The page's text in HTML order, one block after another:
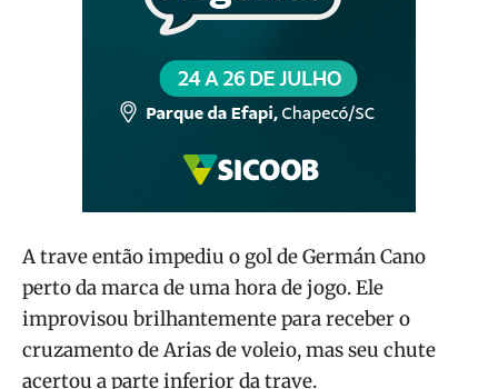
A trave então impediu o gol de Germán Cano
perto da marca de uma hora de jogo. Ele
improvisou brilhantemente para receber o
cruzamento de Arias de voleio, mas seu chute
acertou a parte inferior da trave.